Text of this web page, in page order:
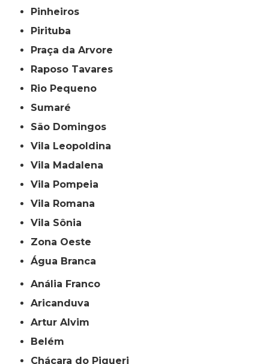
Pinheiros
Pirituba
Praça da Arvore
Raposo Tavares
Rio Pequeno
Sumaré
São Domingos
Vila Leopoldina
Vila Madalena
Vila Pompeia
Vila Romana
Vila Sônia
Zona Oeste
Água Branca
Anália Franco
Aricanduva
Artur Alvim
Belém
Chácara do Piqueri